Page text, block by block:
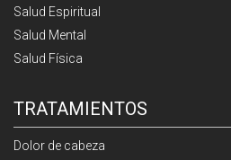
Salud Espiritual
Salud Mental
Salud Física
TRATAMIENTOS
Dolor de cabeza